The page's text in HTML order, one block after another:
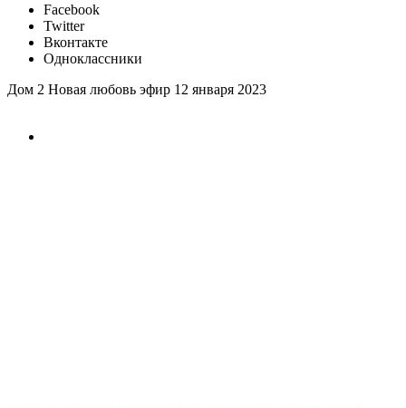
Facebook
Twitter
Вконтакте
Одноклассники
Дом 2 Новая любовь эфир 12 января 2023